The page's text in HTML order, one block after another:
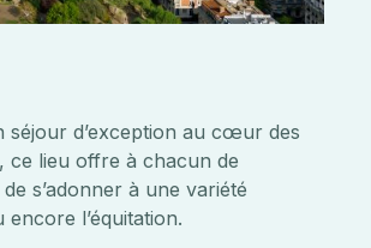
séjour d’exception au cœur des
ce lieu offre à chacun de
s’adonner à une variété
l’équitation.